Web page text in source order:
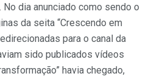
dia anunciado como sendo o
da seita “Crescendo em
para o canal da
sido publicados vídeos
havia chegado,